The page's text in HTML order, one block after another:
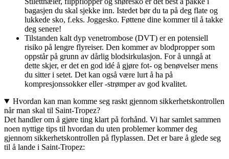
bagasjen du skal sjekke inn. Istedet bør du ta på deg flate og
lukkede sko, f.eks. Joggesko. Føttene dine kommer til å takke
deg senere!
Tilstanden kalt dyp venetrombose (DVT) er en potensiell
risiko på lengre flyreiser. Den kommer av blodpropper som
oppstår på grunn av dårlig blodsirkulasjon. For å unngå at
dette skjer, er det en god idé å gjøre fot- og benøvelser mens
du sitter i setet. Det kan også være lurt å ha på
kompresjonssokker eller -strømper av god kvalitet.
Hvordan kan man komme seg raskt gjennom sikkerhetskontrollen
når man skal til Saint-Tropez?
Det handler om å gjøre ting klart på forhånd. Vi har samlet sammen
noen nyttige tips til hvordan du uten problemer kommer deg
gjennom sikkerhetskontrollen på flyplassen. Det er bare å glede seg
til å lande i Saint-Tropez: